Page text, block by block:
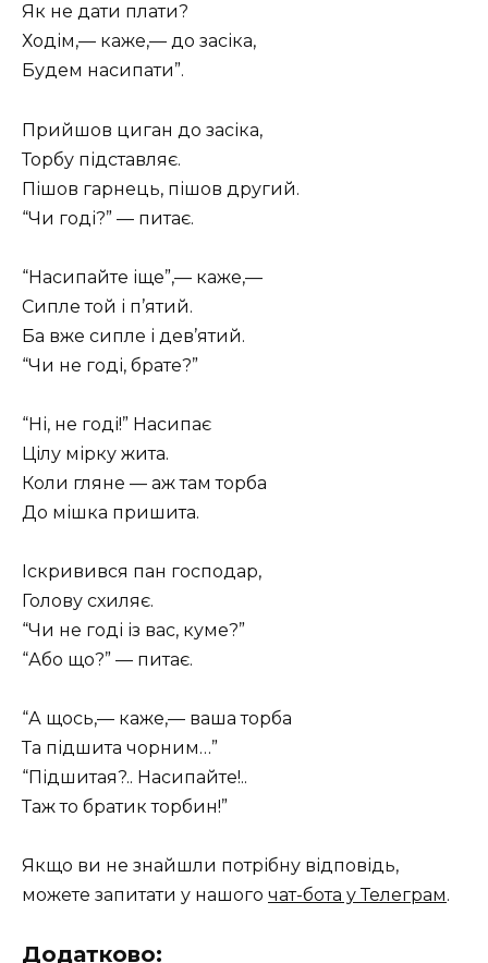
Як не дати плати?
Ходім,— каже,— до засіка,
Будем насипати”.
Прийшов циган до засіка,
Торбу підставляє.
Пішов гарнець, пішов другий.
“Чи годі?” — питає.
“Насипайте іще”,— каже,—
Сипле той і п’ятий.
Ба вже сипле і дев’ятий.
“Чи не годі, брате?”
“Ні, не годі!” Насипає
Цілу мірку жита.
Коли гляне — аж там торба
До мішка пришита.
Іскривився пан господар,
Голову схиляє.
“Чи не годі із вас, куме?”
“Або що?” — питає.
“А щось,— каже,— ваша торба
Та підшита чорним…”
“Підшитая?.. Насипайте!..
Таж то братик торбин!”
Якщо ви не знайшли потрібну відповідь,
можете запитати у нашого чат-бота у Телеграм.
Додатково: